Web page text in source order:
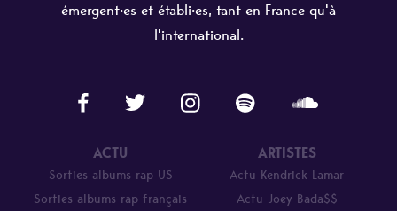
émergent·es et établi·es, tant en France qu'à
l'international.
ACTU
Sorties albums rap US
Sorties albums rap français
ARTISTES
Actu Kendrick Lamar
Actu Joey Bada$$